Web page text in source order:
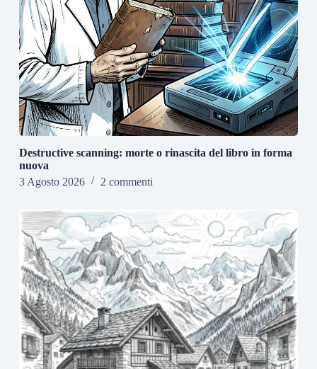
Destructive scanning: morte o rinascita del libro in forma
nuova
3 Agosto 2026
2 commenti